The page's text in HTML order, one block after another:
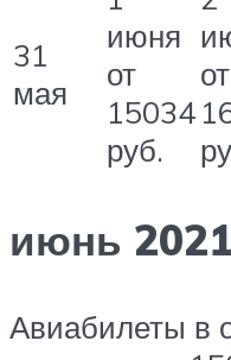
31
мая
июня
от
15034
руб.
от
июнь
Авиабилеты в